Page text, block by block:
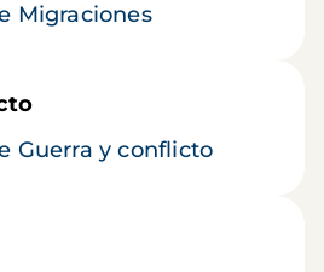
Migraciones
Guerra y conflicto